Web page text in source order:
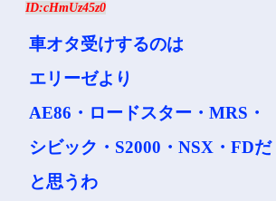
ID:cHmUz45z0
車オタ受けするのは
エリーゼより
AE86・ロードスター・MRS・
シビック・S2000・NSX・FDだ
と思うわ